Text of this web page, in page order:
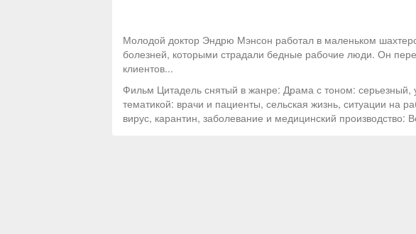
Молодой доктор Эндрю Мэнсон работал в маленьком
болезней, которыми страдали бедные рабочие люди. Он
клиентов...
Фильм Цитадель снятый в жанре: Драма с тоном:
тематикой: врачи и пациенты, сельская жизнь, ситуации на
вирус, карантин, заболевание и медицинский производство: